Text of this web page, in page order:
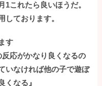
これたら良いほうだ。
しております。
す
反応がかなり良くなるの
いなければ他の子で遊ぼ
くなる』